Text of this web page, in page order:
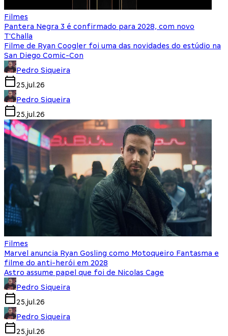
Filmes
Pantera Negra 3 é confirmado para 2028, com novo
T'Challa
Filme de Ryan Coogler foi uma das novidades do estúdio na
San Diego Comic-Con
Pedro Siqueira
25.jul.26
Pedro Siqueira
25.jul.26
Filmes
Marvel anuncia Ryan Gosling como Motoqueiro Fantasma e
filme do anti-herói em 2028
Astro assume papel que foi de Nicolas Cage
Pedro Siqueira
25.jul.26
Pedro Siqueira
25.jul.26